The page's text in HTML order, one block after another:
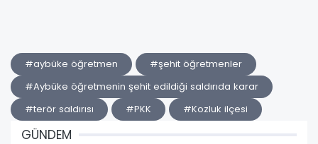
#aybüke öğretmen
#şehit öğretmenler
#Aybüke öğretmenin şehit edildiği saldırıda karar
#terör saldırısı
#PKK #Kozluk ilçesi
GÜNDEM